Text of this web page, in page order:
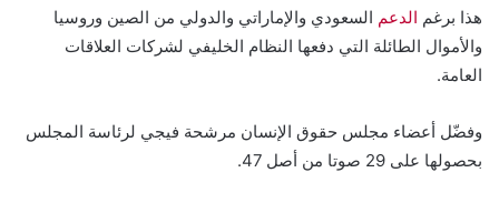
هذا برغم الدعم السعودي والإماراتي والدولي من الصين وروسيا
والأموال الطائلة التي دفعها النظام الخليفي لشركات العلاقات
العامة.
وفضّل أعضاء مجلس حقوق الإنسان مرشحة فيجي لرئاسة المجلس
بحصولها على 29 صوتا من أصل 47.